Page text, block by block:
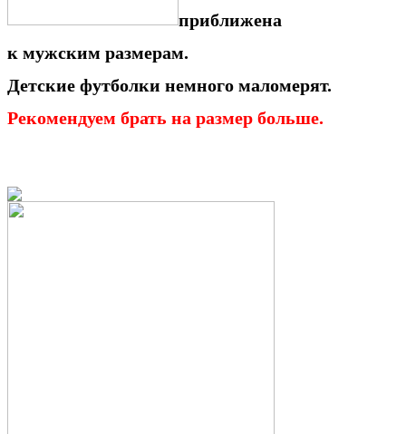
приближена
к мужским размерам.
Детские футболки немного маломерят.
Рекомендуем брать на размер больше.